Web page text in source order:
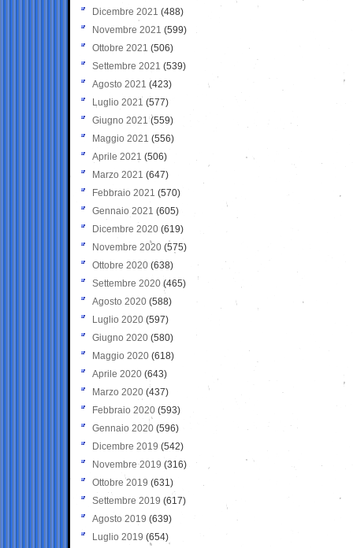
Dicembre 2021 (488)
Novembre 2021 (599)
Ottobre 2021 (506)
Settembre 2021 (539)
Agosto 2021 (423)
Luglio 2021 (577)
Giugno 2021(559)
Maggio 2021 (556)
Aprile 2021 (506)
Marzo 2021 (647)
Febbraio 2021 (570)
Gennaio 2021 (605)
Dicembre 2020 (619)
Novembre 2020 (575)
Ottobre 2020 (638)
Settembre 2020(465)
Agosto 2020 (588)
Luglio 2020 (597)
Giugno 2020 (580)
Maggio 2020 (618)
Aprile 2020 (643)
Marzo 2020 (437)
Febbraio 2020 (593)
Gennaio 2020 (596)
Dicembre 2019 (542)
Novembre 2019 (316)
Ottobre 2019 (631)
Settembre 2019 (617)
Agosto 2019 (639)
Luglio 2019 (654)